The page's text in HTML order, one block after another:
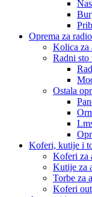
Oprema za
Kolica za
Radni sto
Ostala
Koferi, kutije i
Koferi za
Kutije za
Torbe za
Koferi